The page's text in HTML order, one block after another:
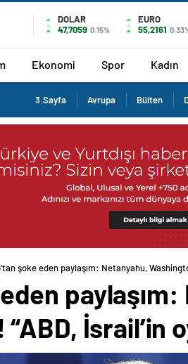
DOLAR
47,7059 0.15%
EURO
55,2161
Ekonomi Spor Kadın
3.Sayfa Avrupa Bülten
şoke eden paylaşım: Netanyahu,
İsrail’in